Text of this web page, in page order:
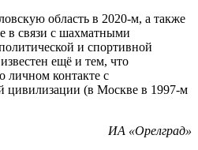
область в 2020-м, а также
в связи с шахматными
и спортивной
ещё и тем, что
личном контакте с
цивилизации (в Москве в 1997-м
ИА «Орелград»